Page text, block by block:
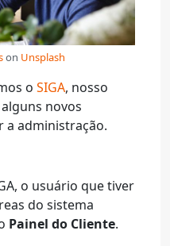
on Unsplash
o SIGA, nosso
novos
a administração.
o usuário que tiver
do sistema
Painel do Cliente.